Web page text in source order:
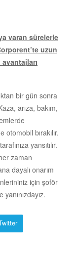
varan sürelerle
uzun
bir gün sonra
arıza, bakım,
otomobil bırakılır.
yansıtılır.
zaman
dayalı onarım
için şoför